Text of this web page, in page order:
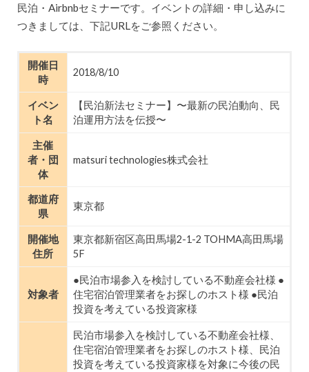
民泊・Airbnbセミナーです。イベントの詳細・申し込みに
つきましては、下記URLをご参照ください。
開催日
時
2018/8/10
イベン
ト名
【民泊新法セミナー】〜最新の民泊動向、民
泊運用方法を伝授〜
主催
者・団
体
matsuri technologies株式会社
都道府
県
東京都
開催地
住所
東京都新宿区高田馬場2-1-2 TOHMA高田馬場
5F
対象者
●民泊市場参入を検討している不動産会社様 ●
住宅宿泊管理業者をお探しのホスト様 ●民泊
投資を考えている投資家様
民泊市場参入を検討している不動産会社様、
住宅宿泊管理業者をお探しのホスト様、民泊
投資を考えている投資家様を対象に今後の民